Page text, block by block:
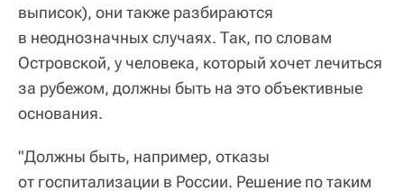
выписок), они также разбираются
в неоднозначных случаях. Так, по словам
Островской, у человека, который хочет лечиться
за рубежом, должны быть на это объективные
основания.
"Должны быть, например, отказы
от госпитализации в России. Решение по таким